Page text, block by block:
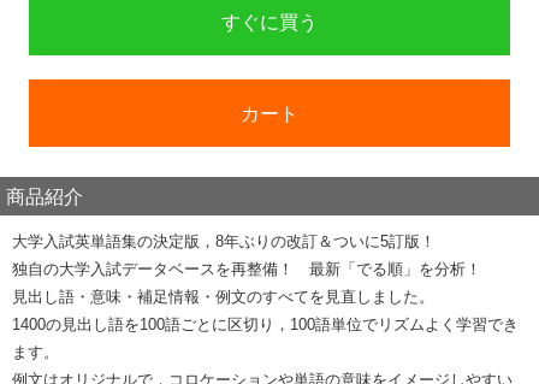
すぐに買う
カート
商品紹介
大学入試英単語集の決定版，8年ぶりの改訂＆ついに5訂版！
独自の大学入試データベースを再整備！ 最新「でる順」を分析！
見出し語・意味・補足情報・例文のすべてを見直しました。
1400の見出し語を100語ごとに区切り，100語単位でリズムよく学習でき
ます。
例文はオリジナルで，コロケーションや単語の意味をイメージしやすい